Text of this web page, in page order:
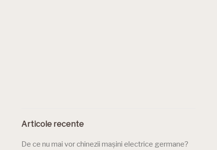
Articole recente
De ce nu mai vor chinezii mașini electrice germane?